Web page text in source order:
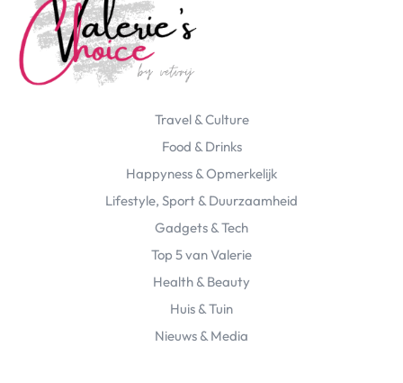
Travel & Culture
Food & Drinks
Happyness & Opmerkelijk
Lifestyle, Sport & Duurzaamheid
Gadgets & Tech
Top 5 van Valerie
Health & Beauty
Huis & Tuin
Nieuws & Media